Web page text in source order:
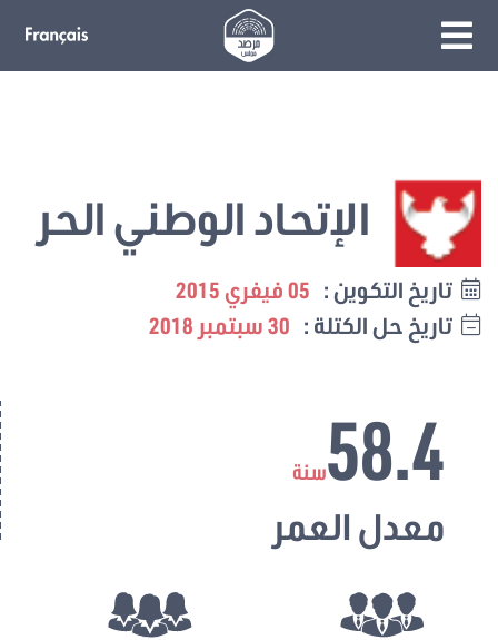
الإتحاد الوطني الحر
تاريخ التكوين : 05 فيفري 2015
تاريخ حل الكتلة : 30 سبتمبر 2018
58.4سنة
معدل العمر